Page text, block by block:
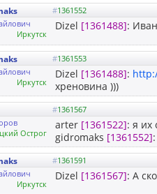
#1361552
Иркутск
Dizel [1361488]:
#1361553
Иркутск
Dizel [1361488]:
хреновина )))
#1361567
Острог
arter [1361522]: я их
gidromaks [1361552]
#1361591
Иркутск
Dizel [1361567]: А